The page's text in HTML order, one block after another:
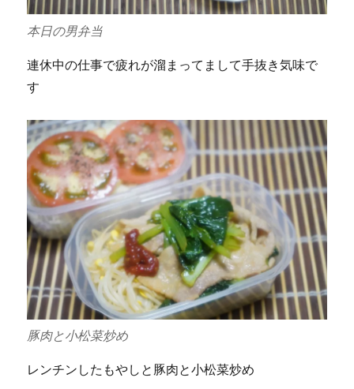
本日の男弁当
連休中の仕事で疲れが溜まってまして手抜き気味で
す
豚肉と小松菜炒め
レンチンしたもやしと豚肉と小松菜炒め